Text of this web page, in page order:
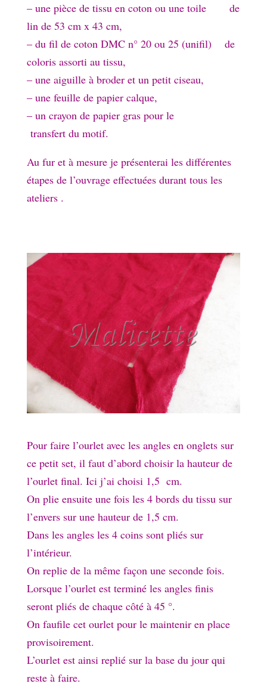
– une pièce de tissu en coton ou une toile de
lin de 53 cm x 43 cm,
– du fil de coton DMC n° 20 ou 25 (unifil) de
coloris assorti au tissu,
– une aiguille à broder et un petit ciseau,
– une feuille de papier calque,
– un crayon de papier gras pour le
transfert du motif.
Au fur et à mesure je présenterai les différentes
étapes de l’ouvrage effectuées durant tous les
ateliers .
Pour faire l’ourlet avec les angles en onglets sur
ce petit set, il faut d’abord choisir la hauteur de
l’ourlet final. Ici j’ai choisi 1,5 cm.
On plie ensuite une fois les 4 bords du tissu sur
l’envers sur une hauteur de 1,5 cm.
Dans les angles les 4 coins sont pliés sur
l’intérieur.
On replie de la même façon une seconde fois.
Lorsque l’ourlet est terminé les angles finis
seront pliés de chaque côté à 45 °.
On faufile cet ourlet pour le maintenir en place
provisoirement.
L’ourlet est ainsi replié sur la base du jour qui
reste à faire.